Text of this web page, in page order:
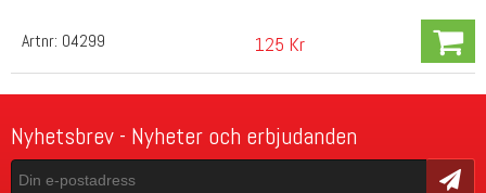
Artnr: 04299 125 Kr
Nyhetsbrev - Nyheter och erbjudanden
Skicka